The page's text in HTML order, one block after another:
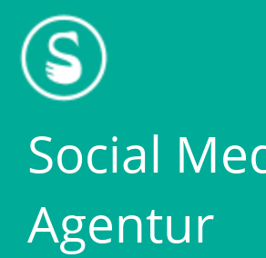
Inhalt
springen
Social
Agentur